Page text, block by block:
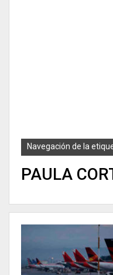
Navegación de la
PAULA